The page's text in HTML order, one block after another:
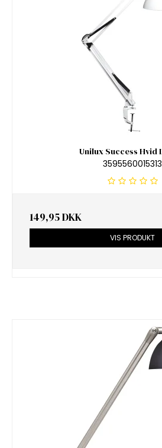
Unilux Success Hvid
3595560015313
149,95 DKK
VIS PRODUKT